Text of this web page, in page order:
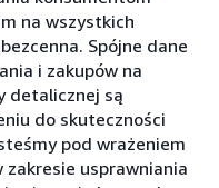
na wszystkich
Spójne dane
i zakupów na
detalicznej są
do skuteczności
pod wrażeniem
zakresie usprawniania